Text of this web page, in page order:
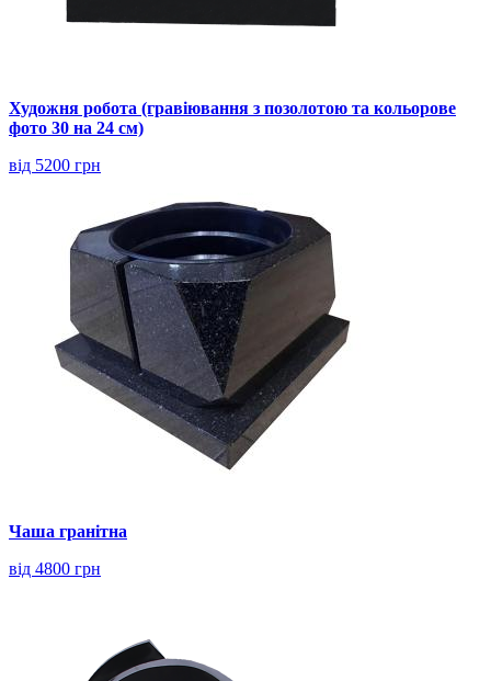
Художня робота (гравіювання з позолотою та кольорове
фото 30 на 24 см)
від 5200 грн
Чаша гранітна
від 4800 грн